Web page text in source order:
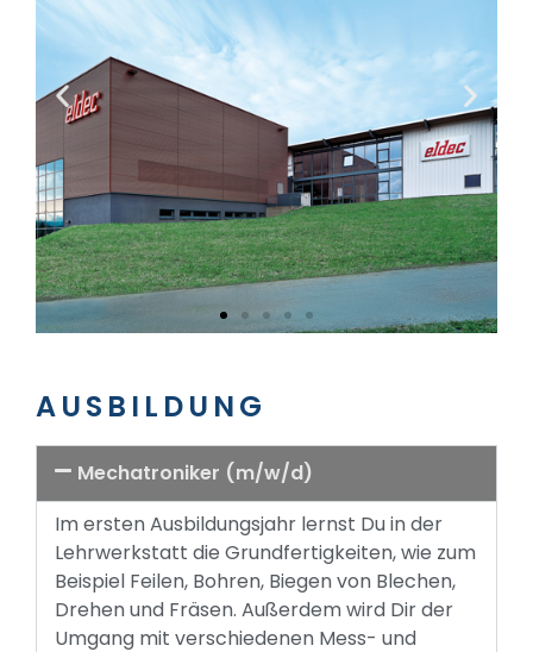
AUSBILDUNG
Mechatroniker (m/w/d)
Im ersten Ausbildungsjahr lernst Du in der
Lehrwerkstatt die Grundfertigkeiten, wie zum
Beispiel Feilen, Bohren, Biegen von Blechen,
Drehen und Fräsen. Außerdem wird Dir der
Umgang mit verschiedenen Mess- und